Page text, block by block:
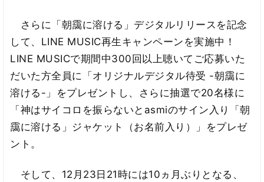
さらに「朝靄に溶ける」デジタルリリースを記念
して、LINE MUSIC再生キャンペーンを実施中！
LINE MUSICで期間中300回以上聴いてご応募いた
だいた方全員に「オリジナルデジタル待受 -朝靄に
溶ける-」をプレゼントし、さらに抽選で20名様に
「神はサイコロを振らないとasmiのサイン入り「朝
靄に溶ける」ジャケット（お名前入り）」をプレゼ
ント。
そして、12月23日21時には10ヵ月ぶりとなる、